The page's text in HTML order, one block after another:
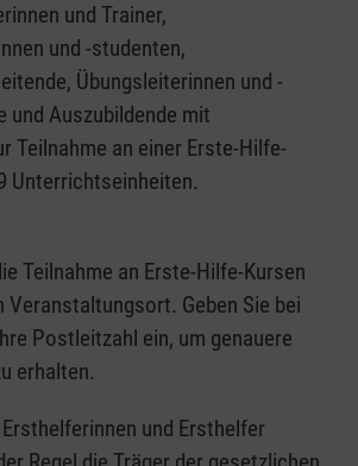
und Trainer,
und -studenten,
Übungsleiterinnen und -
und Auszubildende mit
Teilnahme an einer Erste-Hilfe-
Unterrichtseinheiten.
Teilnahme an Erste-Hilfe-Kursen
Veranstaltungsort. Geben Sie bei
Postleitzahl ein, um genauere
erhalten.
und Ersthelfer